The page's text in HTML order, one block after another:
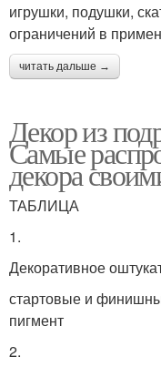
игрушки, подушки,
ограничений в
читать дальше →
Декор из
Самые
декора
ТАБЛИЦА
1.
Декоративное
стартовые и
пигмент
2.